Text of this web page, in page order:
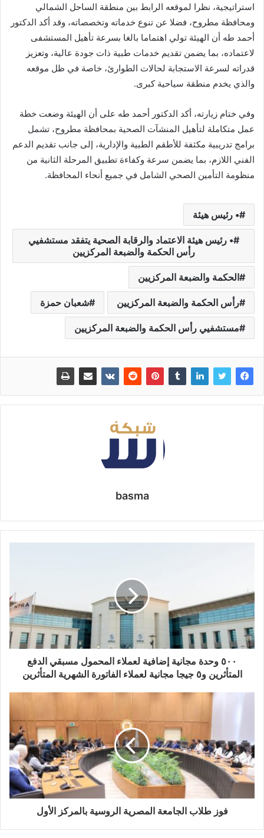
استراتيجية، نظرا لموقعه الرابط بين منطقة الساحل الشمالي
ومحافظة مطروح، فضلا عن تنوع خدماته وتخصصاته، وقد أكد الدكتور
أحمد طه أن الهيئة تولي اهتماما بالغا بسرعة تأهيل المستشفى
لاعتماده، بما يضمن تقديم خدمات طبية ذات جودة عالية، وتعزيز
قدراته لسرعة الاستجابة لحالات الطوارئ، خاصة في ظل موقعه
والذي يخدم منطقة سياحية كبرى.
وفي ختام زيارته، أكد الدكتور أحمد طه على أن الهيئة وضعت خطة
عمل متكاملة لتأهيل المنشآت الصحية بمحافظة مطروح، تشمل
برامج تدريبية مكثفة للأطقم الطبية والإدارية، إلى جانب تقديم الدعم
الفني اللازم، بما يضمن سرعة وكفاءة تطبيق المرحلة الثانية من
منظومة التأمين الصحي الشامل في جميع أنحاء المحافظة.
• رئيس هيئة
• رئيس هيئة الاعتماد والرقابة الصحية يتفقد مستشفيي
رأس الحكمة والضبعة المركزيين
الحكمة والضبعة المركزيين
رأس الحكمة والضبعة المركزيين شعبان حمزة
مستشفيي رأس الحكمة والضبعة المركزيين
basma
٥٠٠ وحدة مجانية إضافية لعملاء المحمول مسبقي الدفع
المتأثرين و٥ جيجا مجانية لعملاء الفاتورة الشهرية المتأثرين
فوز طلاب الجامعة المصرية الروسية بالمركز الأول